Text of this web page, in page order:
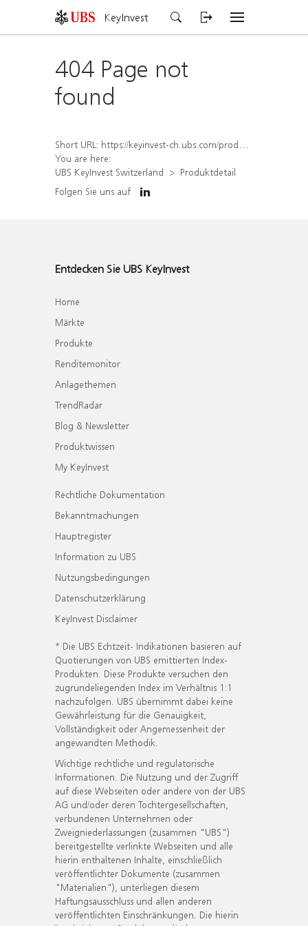
KeyInvest
404 Page not
found
Short URL: https://keyinvest-ch.ubs.com/produkt/detail/index/isin/CH1570368915
You are here:
UBS KeyInvest Switzerland
Produktdetail
Folgen Sie uns auf
Entdecken Sie UBS KeyInvest
Home
Märkte
Produkte
Renditemonitor
Anlagethemen
TrendRadar
Blog & Newsletter
Produktwissen
My KeyInvest
Rechtliche Dokumentation
Bekanntmachungen
Hauptregister
Information zu UBS
Nutzungsbedingungen
Datenschutzerklärung
KeyInvest Disclaimer
* Die UBS Echtzeit- Indikationen basieren auf
Quotierungen von UBS emittierten Index-
Produkten. Diese Produkte versuchen den
zugrundeliegenden Index im Verhältnis 1:1
nachzufolgen. UBS übernimmt dabei keine
Gewährleistung für die Genauigkeit,
Vollständigkeit oder Angemessenheit der
angewandten Methodik.
Wichtige rechtliche und regulatorische
Informationen. Die Nutzung und der Zugriff
auf diese Webseiten oder andere von der UBS
AG und/oder deren Tochtergesellschaften,
verbundenen Unternehmen oder
Zweigniederlassungen (zusammen "UBS")
bereitgestellte verlinkte Webseiten und alle
hierin enthaltenen Inhalte, einschließlich
veröffentlichter Dokumente (zusammen
"Materialien"), unterliegen diesem
Haftungsausschluss und allen anderen
veröffentlichten Einschränkungen. Die hierin